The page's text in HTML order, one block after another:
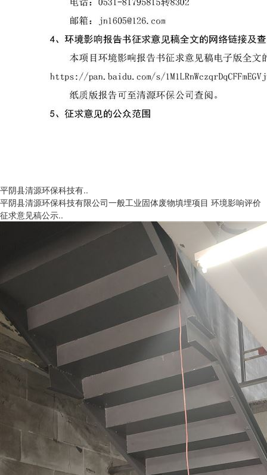
平阴县清源环保科技有..
平阴县清源环保科技有限公司一般工业固体废物填埋项目 环境影响评价
征求意见稿公示..